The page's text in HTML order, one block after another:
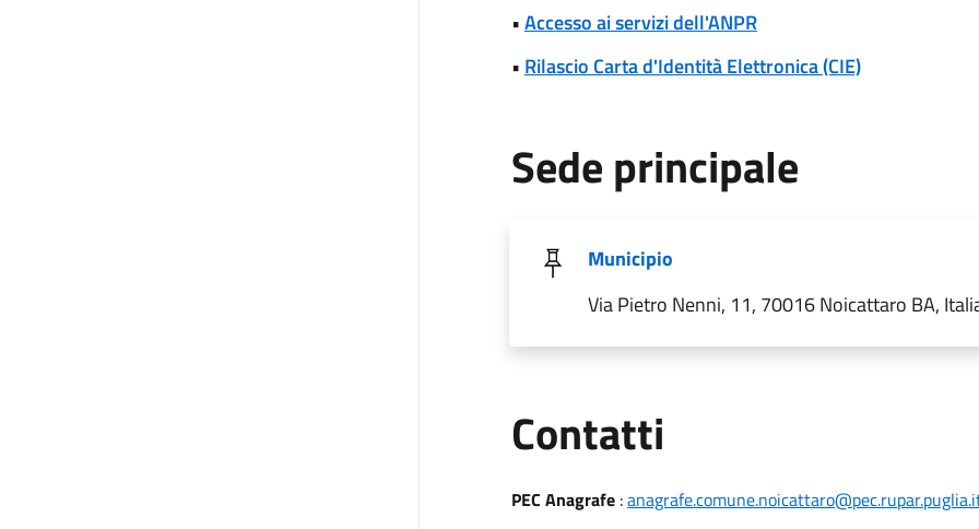
•Accesso ai servizi dell'ANPR
• Rilascio Carta d'Identità Elettronica (CIE)
Sede principale
Municipio
Via Pietro Nenni, 11, 70016 Noicattaro BA,
Contatti
PEC Anagrafe: